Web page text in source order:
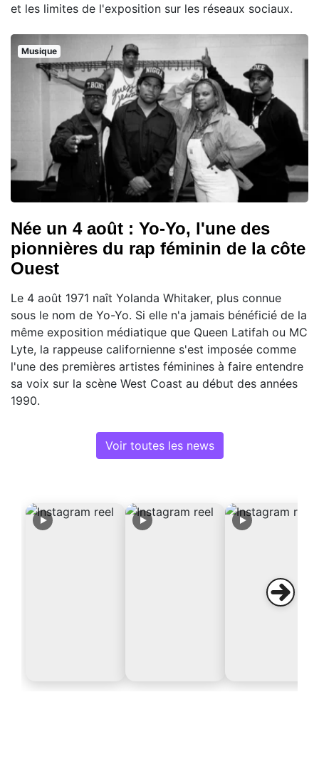
et les limites de l'exposition sur les réseaux sociaux.
Musique
Née un 4 août : Yo-Yo, l'une des
pionnières du rap féminin de la côte
Ouest
Le 4 août 1971 naît Yolanda Whitaker, plus connue
sous le nom de Yo-Yo. Si elle n'a jamais bénéficié de la
même exposition médiatique que Queen Latifah ou MC
Lyte, la rappeuse californienne s'est imposée comme
l'une des premières artistes féminines à faire entendre
sa voix sur la scène West Coast au début des années
1990.
Voir toutes les news